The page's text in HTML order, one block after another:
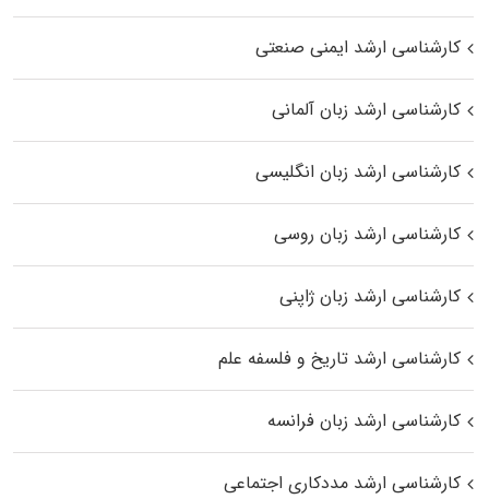
کارشناسی ارشد ایمنی صنعتی
کارشناسی ارشد زبان آلمانی
کارشناسی ارشد زبان انگلیسی
کارشناسی ارشد زبان روسی
کارشناسی ارشد زبان ژاپنی
کارشناسی ارشد تاریخ و فلسفه علم
کارشناسی ارشد زبان فرانسه
کارشناسی ارشد مددکاری اجتماعی